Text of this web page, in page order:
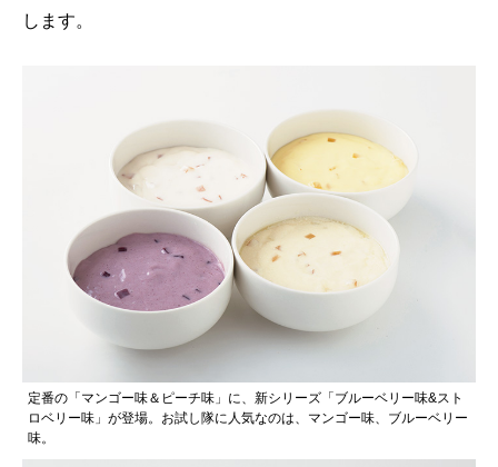
します。
定番の「マンゴー味＆ピーチ味」に、新シリーズ「ブルーベリー味&スト
ロベリー味」が登場。お試し隊に人気なのは、マンゴー味、ブルーベリー
味。